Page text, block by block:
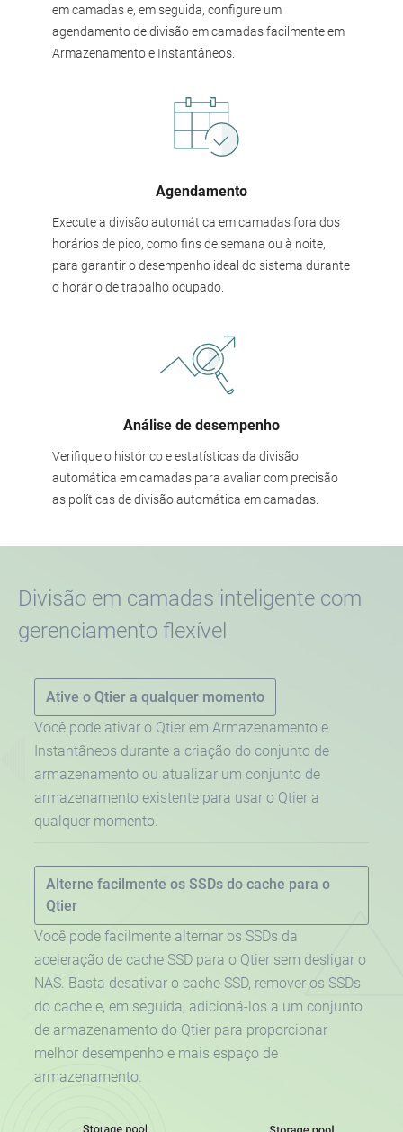
em camadas e, em seguida, configure um
agendamento de divisão em camadas facilmente em
Armazenamento e Instantâneos.
Agendamento
Execute a divisão automática em camadas fora dos
horários de pico, como fins de semana ou à noite,
para garantir o desempenho ideal do sistema durante
o horário de trabalho ocupado.
Análise de desempenho
Verifique o histórico e estatísticas da divisão
automática em camadas para avaliar com precisão
as políticas de divisão automática em camadas.
Divisão em camadas inteligente com
gerenciamento flexível
Ative o Qtier a qualquer momento
Você pode ativar o Qtier em Armazenamento e
Instantâneos durante a criação do conjunto de
armazenamento ou atualizar um conjunto de
armazenamento existente para usar o Qtier a
qualquer momento.
Alterne facilmente os SSDs do cache para o
Qtier
Você pode facilmente alternar os SSDs da
aceleração de cache SSD para o Qtier sem desligar o
NAS. Basta desativar o cache SSD, remover os SSDs
do cache e, em seguida, adicioná-los a um conjunto
de armazenamento do Qtier para proporcionar
melhor desempenho e mais espaço de
armazenamento.